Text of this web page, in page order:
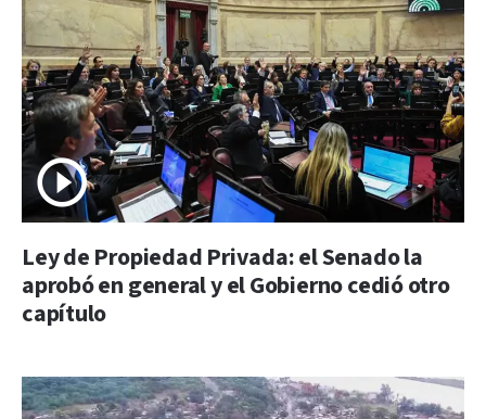
Ley de Propiedad Privada: el Senado la
aprobó en general y el Gobierno cedió otro
capítulo